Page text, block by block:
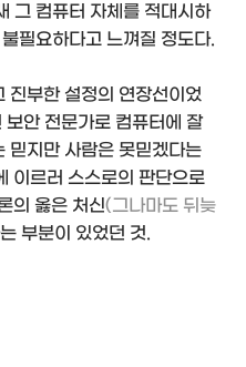
그 컴퓨터 자체를 적대시하
필요하다고 느껴질 정도다.
진부한 설정의 연장선이었
안 전문가로 컴퓨터에 잘
믿지만 사람은 못믿겠다는
이르러 스스로의 판단으로
의 옳은 처신(그나마도 뒤늦
부분이 있었던 것.